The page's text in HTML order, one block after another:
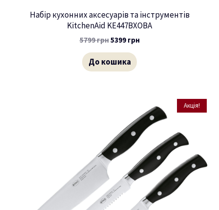
Набір кухонних аксесуарів та інструментів
KitchenAid KE447BXOBA
5799грн5399 грн
До кошика
Акція!